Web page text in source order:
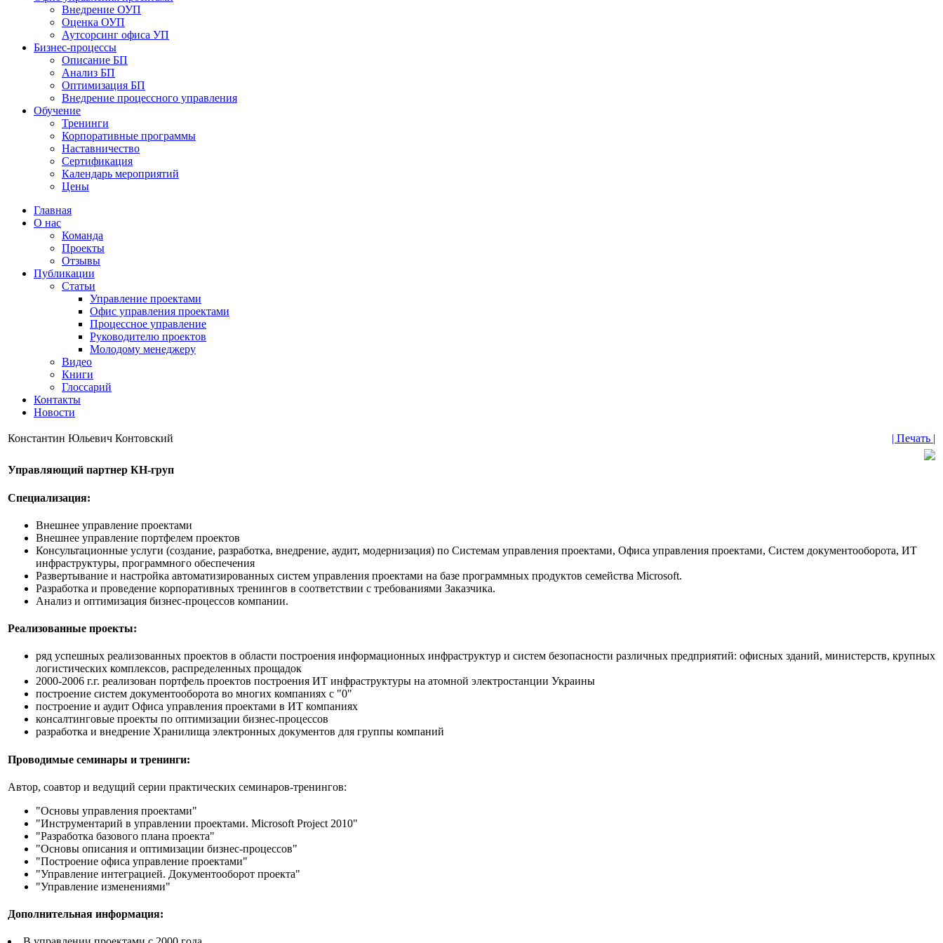
Bнедрение ОУП
Оценка ОУП
Аутсорсинг офиса УП
Бизнес-процессы
Описание БП
Анализ БП
Оптимизация БП
Внедрение процессного управления
Обучениe
Тренинги
Корпоративные программы
Наставничество
Сертификация
Календарь мероприятий
Цены
Главная
О нас
Команда
Проекты
Отзывы
Публикации
Статьи
Управление проектами
Офис управления проектами
Процессное управление
Руководителю проектов
Молодому менеджеру
Видео
Книги
Глоссарий
Контакты
Новости
Константин Юльевич Контовский | Печать |
Управляющий партнер КН-груп
Специализация:
Внешнее управление проектами
Внешнее управление портфелем проектов
Консультационные услуги (создание, разработка, внедрение, аудит, модернизация) по Системам управления проектами, Офиса управления проектами, Систем документооборота, ИТ
инфраструктуры, программного обеспечения
Развертывание и настройка автоматизированных систем управления проектами на базе программных продуктов семейства Microsoft.
Разработка и проведение корпоративных тренингов в соответствии с требованиями Заказчика.
Анализ и оптимизация бизнес-процессов компании.
Реализованные проекты:
ряд успешных реализованных проектов в области построения информационных инфраструктур и систем безопасности различных предприятий: офисных зданий, министерств, крупных
логистических комплексов, распределенных прощадок
2000-2006 г.г. реализован портфель проектов построения ИТ инфраструктуры на атомной электростанции Украины
построение систем документооборота во многих компаниях с "0"
построение и аудит Офиса управления проектами в ИТ компаниях
консалтинговые проекты по оптимизации бизнес-процессов
разработка и внедрение Хранилища электронных документов для группы компаний
Проводимые семинары и тренинги:
Автор, соавтор и ведущий серии практических семинаров-тренингов:
"Основы управления проектами"
"Инструментарий в управлении проектами. Microsoft Project 2010"
"Разработка базового плана проекта"
"Основы описания и оптимизации бизнес-процессов"
"Построение офиса управление проектами"
"Управление интеграцией. Документооборот проекта"
"Управление изменениями"
Дополнительная информация: